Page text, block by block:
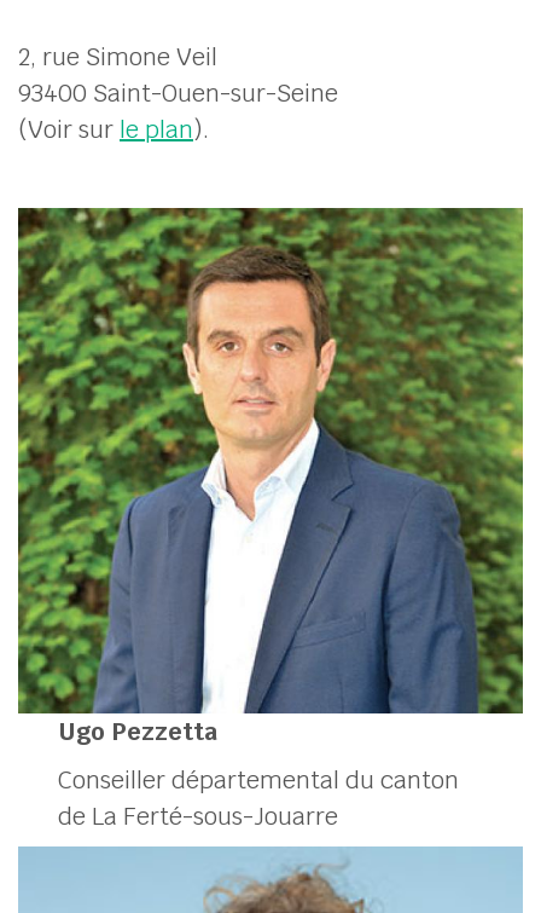
2, rue Simone Veil
93400 Saint-Ouen-sur-Seine
(Voir sur le plan).
Ugo Pezzetta
Conseiller départemental du canton
de La Ferté-sous-Jouarre